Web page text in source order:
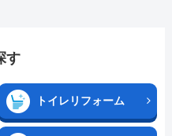
す
トイレリフォーム